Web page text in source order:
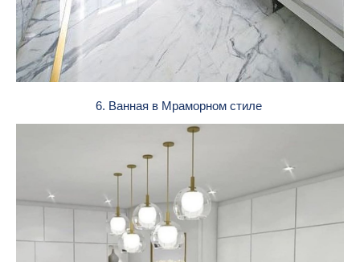
6. Ванная в Мраморном стиле